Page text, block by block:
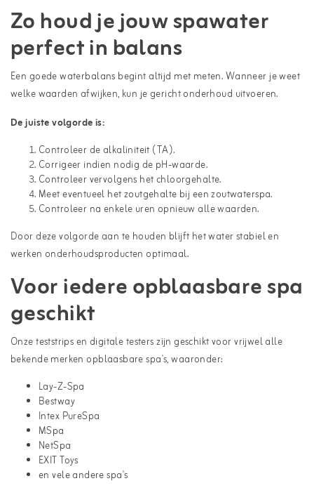
Zo houd je jouw spawater
perfect in balans
Een goede waterbalans begint altijd met meten. Wanneer je weet
welke waarden afwijken, kun je gericht onderhoud uitvoeren.
De juiste volgorde is:
Controleer de alkaliniteit (TA).
Corrigeer indien nodig de pH-waarde.
Controleer vervolgens het chloorgehalte.
Meet eventueel het zoutgehalte bij een zoutwaterspa.
Controleer na enkele uren opnieuw alle waarden.
Door deze volgorde aan te houden blijft het water stabiel en
werken onderhoudsproducten optimaal.
Voor iedere opblaasbare spa
geschikt
Onze teststrips en digitale testers zijn geschikt voor vrijwel alle
bekende merken opblaasbare spa's, waaronder:
Lay-Z-Spa
Bestway
Intex PureSpa
MSpa
NetSpa
EXIT Toys
en vele andere spa's